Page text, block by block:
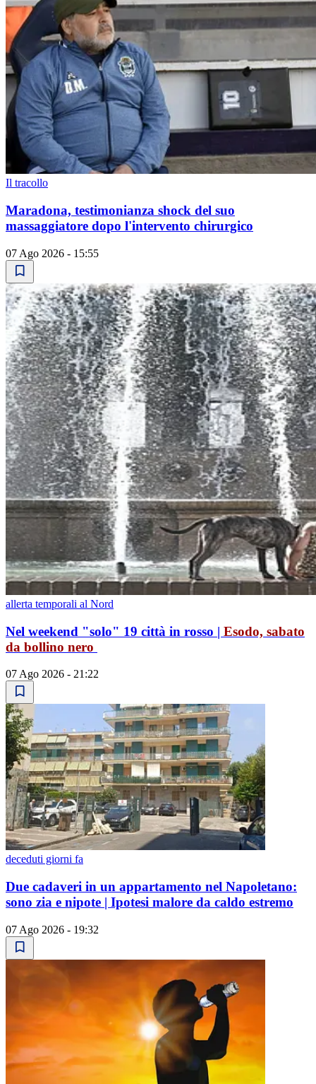
Il tracollo
Maradona, testimonianza shock del suo
massaggiatore dopo l'intervento chirurgico
07 Ago 2026 - 15:55
allerta temporali al Nord
Nel weekend "solo" 19 città in rosso | Esodo, sabato
da bollino nero
07 Ago 2026 - 21:22
deceduti giorni fa
Due cadaveri in un appartamento nel Napoletano:
sono zia e nipote | Ipotesi malore da caldo estremo
07 Ago 2026 - 19:32